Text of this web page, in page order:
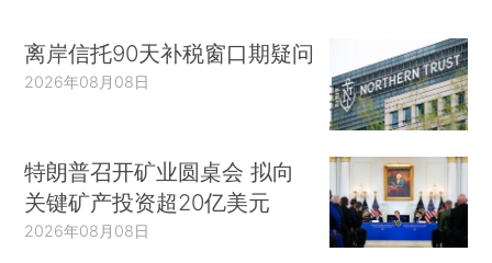
离岸信托90天补税窗口期疑问
2026年08月08日
特朗普召开矿业圆桌会 拟向
关键矿产投资超20亿美元
2026年08月08日